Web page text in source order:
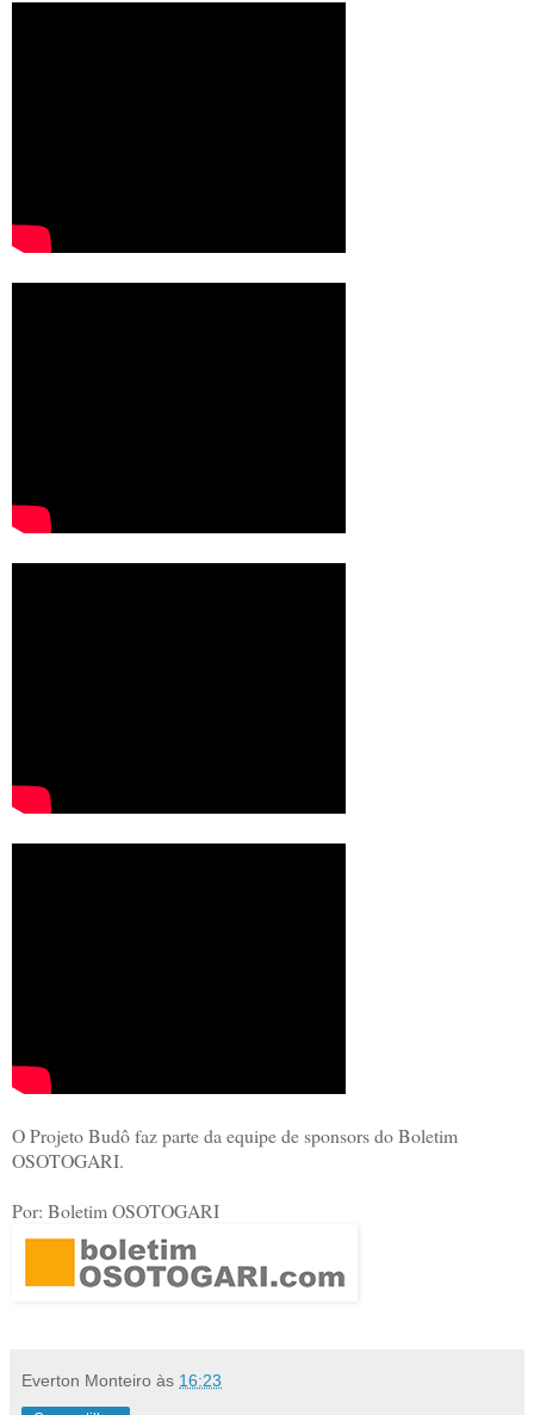
O Projeto Budô faz parte da equipe de sponsors do Boletim
OSOTOGARI.
Por: Boletim OSOTOGARI
Everton Monteiro às 16:23